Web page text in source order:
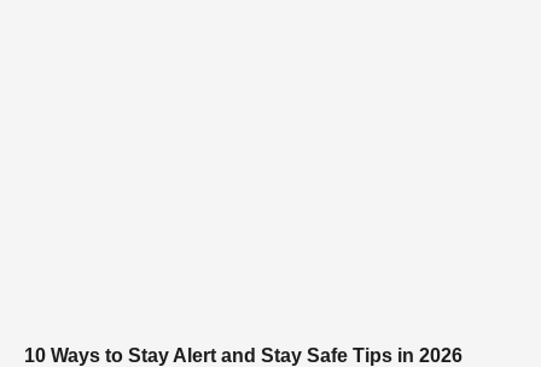
10 Ways to Stay Alert and Stay Safe Tips in 2026